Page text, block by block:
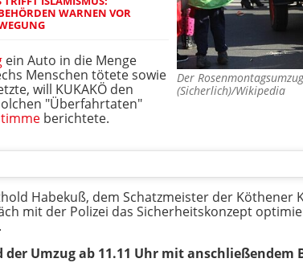
Der
(Sicherlich)/Wikipedia
WARNEN VOR
ein Auto in die Menge
Menschen tötete sowie
will KUKAKÖ den
"Überfahrtaten"
berichtete.
Habekuß, dem Schatzmeister der Köthener
mit der Polizei das Sicherheitskonzept
der Umzugab 11.11 Uhr mit anschließendem